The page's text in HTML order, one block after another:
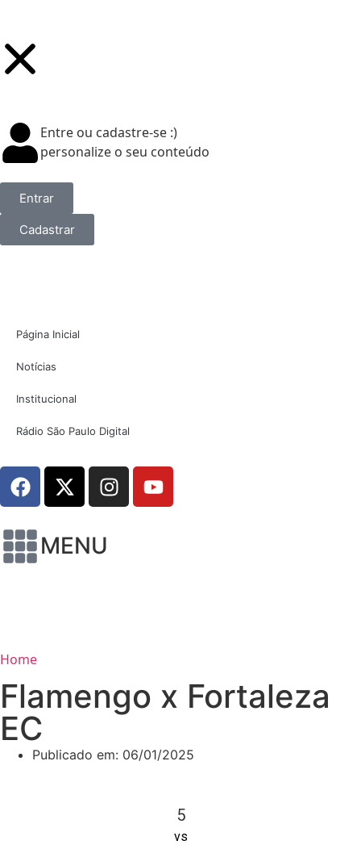
Entre ou cadastre-se :)
personalize o seu conteúdo
Entrar
Cadastrar
Página Inicial
Notícias
Institucional
Rádio São Paulo Digital
MENU
Home
Flamengo x Fortaleza
EC
Publicado em: 06/01/2025
5
vs